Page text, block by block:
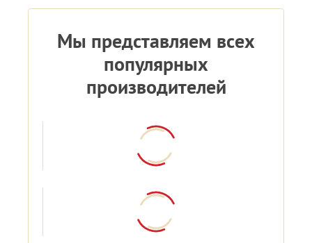
Мы представляем всех
популярных
производителей